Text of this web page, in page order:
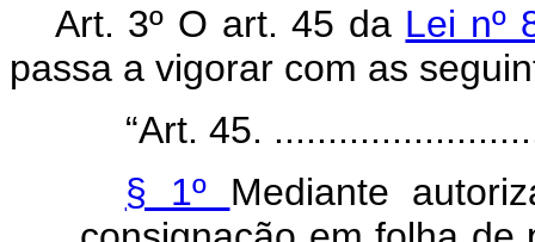
Art. 3º O art. 45 da Lei nº
passa a vigorar com as
“Art. 45.
§ 1º Mediante